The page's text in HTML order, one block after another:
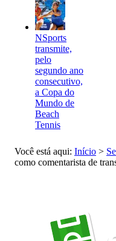
NSports
transmite,
pelo
segundo ano
consecutivo,
a Copa do
Mundo de
Beach
Tennis
Você está aqui: Início >
como comentarista de